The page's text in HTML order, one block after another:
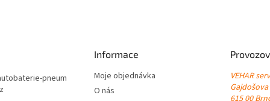
pneum
Informace
Moje objednávka
O nás
VEHAR
Gajdošova
615 00